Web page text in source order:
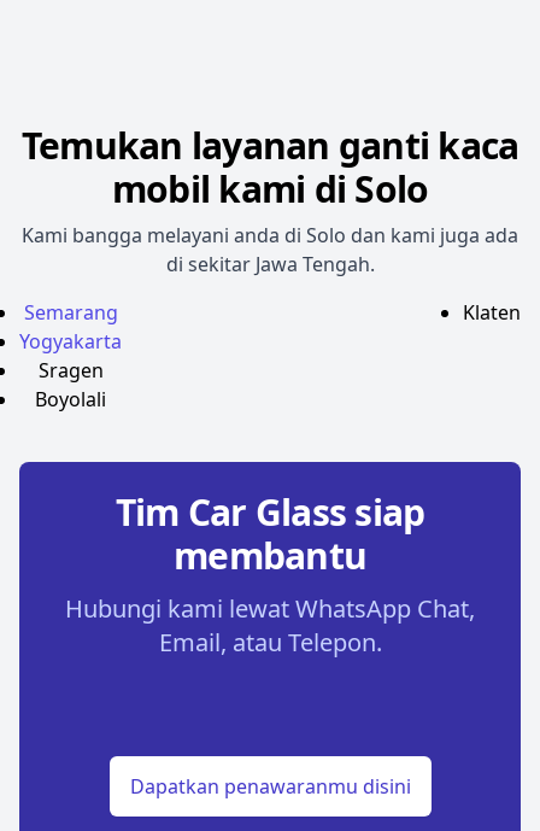
Temukan layanan ganti kaca
mobil kami di Solo
Kami bangga melayani anda di Solo dan kami juga ada
di sekitar Jawa Tengah.
Semarang
Yogyakarta
Sragen
Boyolali
Klaten
Tim Car Glass siap
membantu
Hubungi kami lewat WhatsApp Chat,
Email, atau Telepon.
Dapatkan penawaranmu disini